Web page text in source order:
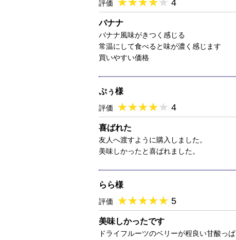
評価 4
バナナ
バナナ風味がきつく感じる
常温にして食べると味が濃く感じます
買いやすい価格
ぷぅ様
評価 ★★★★★
★★★★★ 4
喜ばれた
友人へ渡すように購入しました。
美味しかったと喜ばれました。
らら様
評価 ★★★★★
★★★★★ 5
美味しかったです
ドライフルーツのベリーが程良い甘酸っ